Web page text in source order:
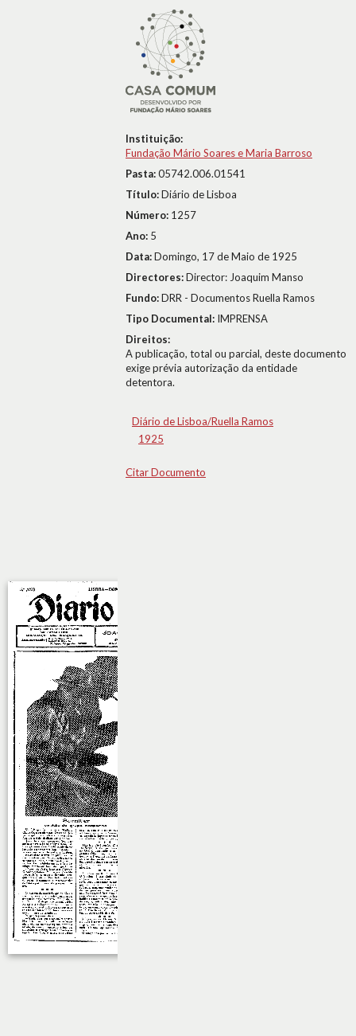
Instituição:
Fundação Mário Soares e Maria Barroso
Pasta:05742.006.01541
Título:Diário de Lisboa
Número: 1257
Ano: 5
Data:Domingo, 17 de Maio de 1925
Directores:Director: Joaquim Manso
Fundo:DRR - Documentos Ruella Ramos
Tipo Documental: IMPRENSA
Direitos:
A publicação, total ou parcial, deste documento
exige prévia autorização da entidade
detentora.
Diário de Lisboa/Ruella Ramos
1925
Citar Documento